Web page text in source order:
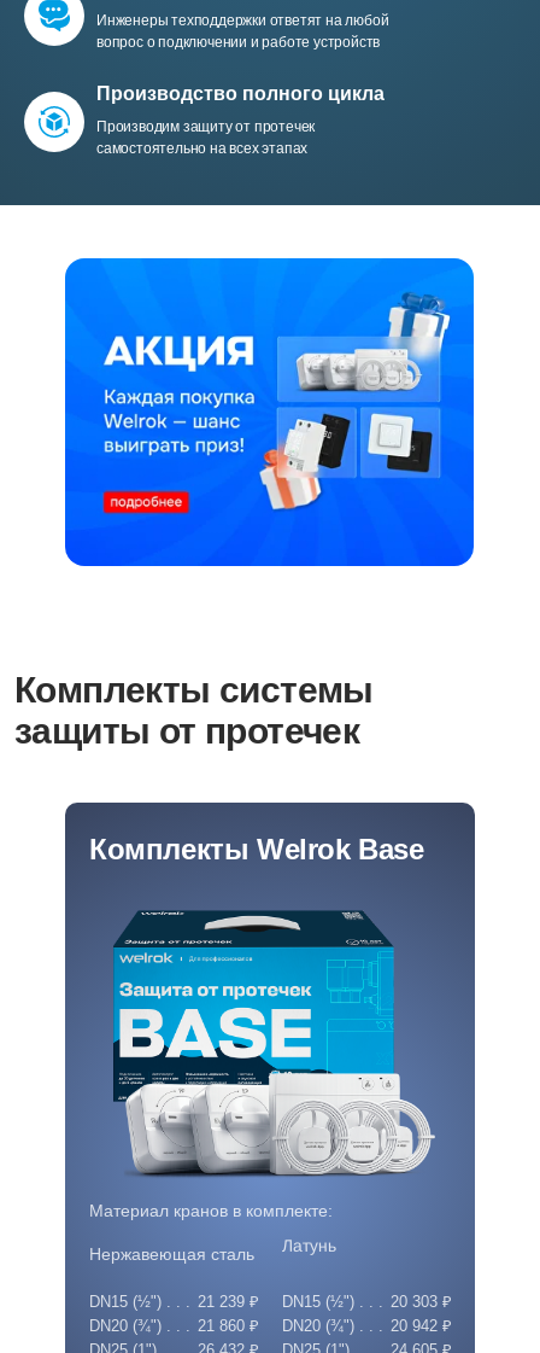
Инженеры техподдержки ответят на любой
вопрос о подключении и работе устройств
Производство полного цикла
Производим защиту от протечек
самостоятельно на всех этапах
Комплекты системы
защиты от протечек
Комплекты Welrok Base
20 303 ₽
20 942 ₽
21 239 ₽
21 860 ₽
DN15 (½") . . .
DN20 (¾") . . .
Нержавеющая сталь
Материал кранов в комплекте:
DN15 (½") . . .
DN20 (¾") . . .
Латунь